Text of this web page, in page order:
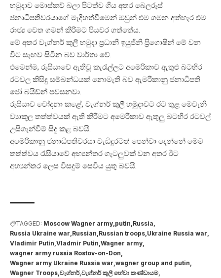
හමුදාව මොස්කව් බලා පිටත්ව ගිය අතර බෙලරූස්
ජනාධිපතිවරයාගේ මැදිහත්වීමෙන් ඔවුන් එම ගමන අත්හැර එම
රාජ්‍ය වෙත ගමන් කිරීමට පියවර ගත්තේය.
මේ අතර වැග්නර් කුලී හමුදා ප්‍රධානී ඉයුජිනි ප්‍රිගොෂින් මේ වන
විට සැඟව සිටින බව වාර්තා වේ.
එමෙන්ම, රුසියාවේ ඇතිවූ කැරැල්ලට අමෙරිකාව ඇතුළු බටහිර
රටවල කිසිදු සම්බන්ධයක් නොමැති බව ඇමරිකානු ජනාධිපති
ජෝ බයිඩ්න් පවසනවා.
රුසියාව චෝදනා කළේ, වැග්නර් කුලී හමුදාවට රට තුළ මෙවැනි
ව්‍යාකූල තත්ත්වයක් ඇති කිරීමට අමෙරිකාව ඇතුලු‍ බටහිර රටවල්
උසිගැන්වීම් සිදු කළ බවයි.
අමෙරිකානු ජනාධිපතිවරයා වැඩිදුරටත් පෙන්වා දෙන්නේ මෙම
තත්ත්වය රැසියාවේ අභ්‍යන්තර ගැටලු‍වක් වන අතර ඊට
අභ්‍යන්තර ලෙස විසදුම් සෙවිය යුතු බවයි.
TAGGED: Moscow Wagner army putin Russia
Russia Ukraine war Russian Russian troops Ukraine Russia war
Vladimir Putin Vladmir Putin Wagner army
wagner army russia Rostov-on-Don
Wagner army Ukraine Russia war wagner group and putin
Wagner Troops වැග්නර් වැග්නර් කුලී හේවා කණ්ඩායම